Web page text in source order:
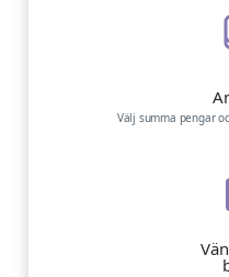
Välj summa pengar